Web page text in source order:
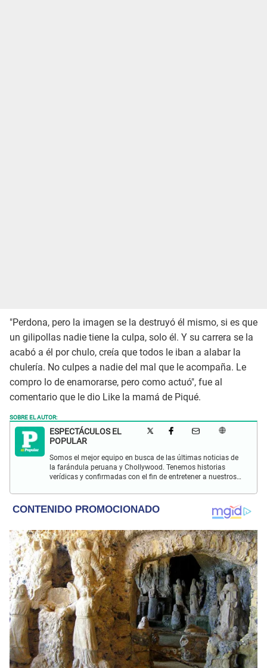
"Perdona, pero la imagen se la destruyó él mismo, si es que
un gilipollas nadie tiene la culpa, solo él. Y su carrera se la
acabó a él por chulo, creía que todos le iban a alabar la
chulería. No culpes a nadie del mal que le acompaña. Le
compro lo de enamorarse, pero como actuó", fue al
comentario que le dio Like la mamá de Piqué.
SOBRE EL AUTOR:
ESPECTÁCULOS EL
POPULAR
Somos el mejor equipo en busca de las últimas noticias de
la farándula peruana y Chollywood. Tenemos historias
verídicas y confirmadas con el fin de entretener a nuestros